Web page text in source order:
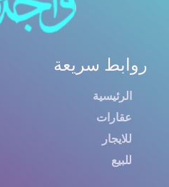
روابط سريعة
الرئيسية
عقارات
للايجار
للبيع